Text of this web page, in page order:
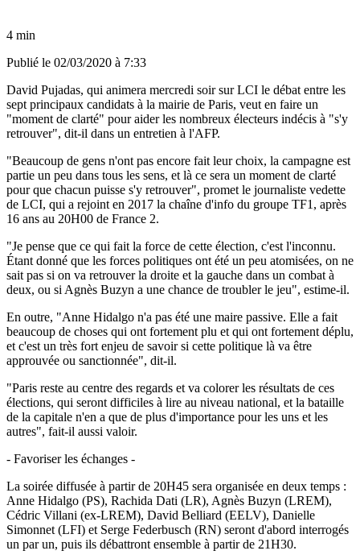
4 min
Publié le 02/03/2020 à 7:33
David Pujadas, qui animera mercredi soir sur LCI le débat entre les
sept principaux candidats à la mairie de Paris, veut en faire un
"moment de clarté" pour aider les nombreux électeurs indécis à "s'y
retrouver", dit-il dans un entretien à l'AFP.
"Beaucoup de gens n'ont pas encore fait leur choix, la campagne est
partie un peu dans tous les sens, et là ce sera un moment de clarté
pour que chacun puisse s'y retrouver", promet le journaliste vedette
de LCI, qui a rejoint en 2017 la chaîne d'info du groupe TF1, après
16 ans au 20H00 de France 2.
"Je pense que ce qui fait la force de cette élection, c'est l'inconnu.
Étant donné que les forces politiques ont été un peu atomisées, on ne
sait pas si on va retrouver la droite et la gauche dans un combat à
deux, ou si Agnès Buzyn a une chance de troubler le jeu", estime-il.
En outre, "Anne Hidalgo n'a pas été une maire passive. Elle a fait
beaucoup de choses qui ont fortement plu et qui ont fortement déplu,
et c'est un très fort enjeu de savoir si cette politique là va être
approuvée ou sanctionnée", dit-il.
"Paris reste au centre des regards et va colorer les résultats de ces
élections, qui seront difficiles à lire au niveau national, et la bataille
de la capitale n'en a que de plus d'importance pour les uns et les
autres", fait-il aussi valoir.
- Favoriser les échanges -
La soirée diffusée à partir de 20H45 sera organisée en deux temps :
Anne Hidalgo (PS), Rachida Dati (LR), Agnès Buzyn (LREM),
Cédric Villani (ex-LREM), David Belliard (EELV), Danielle
Simonnet (LFI) et Serge Federbusch (RN) seront d'abord interrogés
un par un, puis ils débattront ensemble à partir de 21H30.